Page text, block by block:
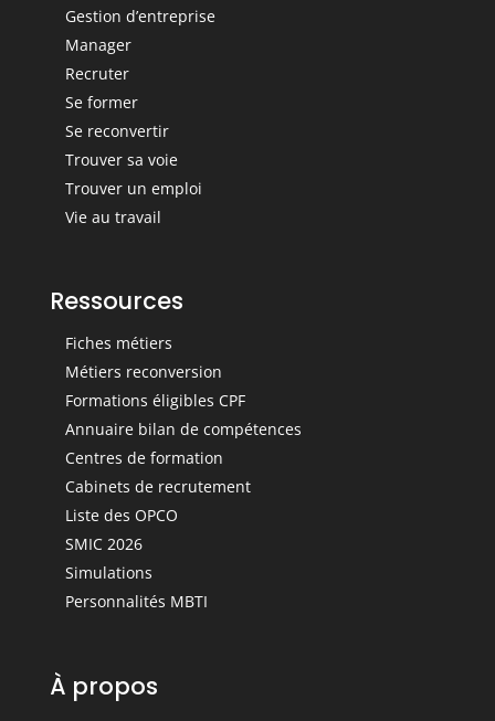
Gestion d’entreprise
Manager
Recruter
Se former
Se reconvertir
Trouver sa voie
Trouver un emploi
Vie au travail
Ressources
Fiches métiers
Métiers reconversion
Formations éligibles CPF
Annuaire bilan de compétences
Centres de formation
Cabinets de recrutement
Liste des OPCO
SMIC 2026
Simulations
Personnalités MBTI
À propos